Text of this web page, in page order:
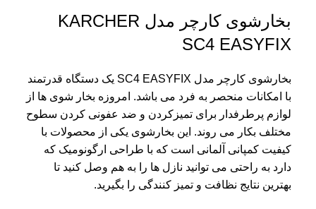
بخارشوی کارچر مدل KARCHER
SC4 EASYFIX
بخارشوی کارچر مدل SC4 EASYFIX یک دستگاه قدرتمند
با امکانات منحصر به فرد می باشد. امروزه بخار شوی ها از
لوازم پرطرفدار برای تمیزکردن و ضد عفونی کردن سطوح
مختلف بکار می روند. این بخارشوی یکی از محصولات با
کیفیت کمپانی آلمانی است که با طراحی ارگونومیک که
دارد به راحتی می توانید نازل ها را به هم وصل کنید تا
بهترین نتایج نظافت و تمیز کنندگی را بگیرید.